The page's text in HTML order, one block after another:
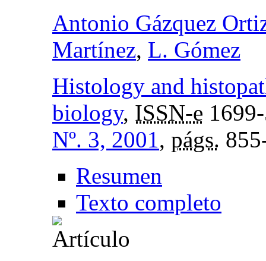
Antonio Gázquez
Martínez, L. Gómez
Histology and
biology, ISSN-e
Nº. 3, 2001, págs.
Resumen
Texto completo